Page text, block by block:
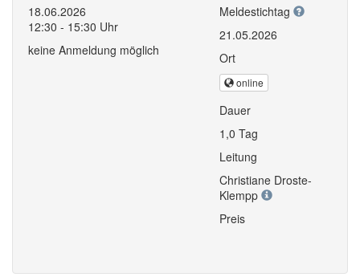
18.06.2026
12:30 - 15:30 Uhr
keine Anmeldung möglich
Meldestichtag
21.05.2026
Ort
online
Dauer
1,0 Tag
Leitung
Christiane Droste-
Klempp
Preis